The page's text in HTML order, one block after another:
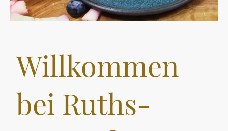
Willkommen
bei Ruths-